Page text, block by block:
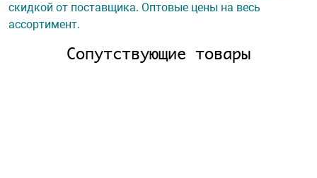
скидкой от поставщика. Оптовые цены на весь
ассортимент.
Сопутствующие товары